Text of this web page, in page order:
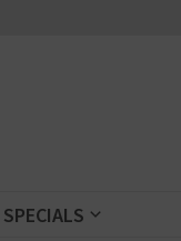
SPECIALS